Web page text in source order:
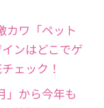
カワ「ペット
ンはどこでゲ
ェック！
」から今年も